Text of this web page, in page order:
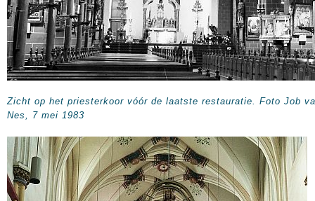
Zicht op het priesterkoor vóór de laatste restauratie. Foto Job
Nes, 7 mei 1983